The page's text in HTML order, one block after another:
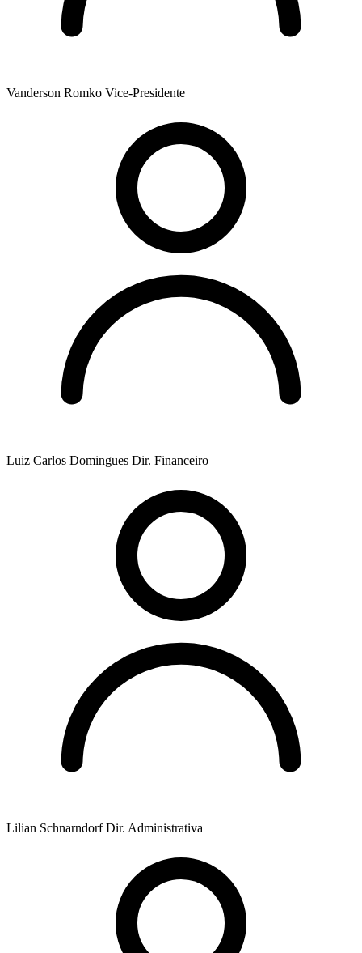
Vanderson Romko Vice-Presidente
Luiz Carlos Domingues Dir. Financeiro
Lilian Schnarndorf Dir. Administrativa